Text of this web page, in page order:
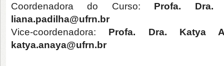
Coordenadora do Curso: Profa.
liana.padilha@ufrn.br
Vice-coordenadora: Profa. Dra. Katya
katya.anaya@ufrn.br